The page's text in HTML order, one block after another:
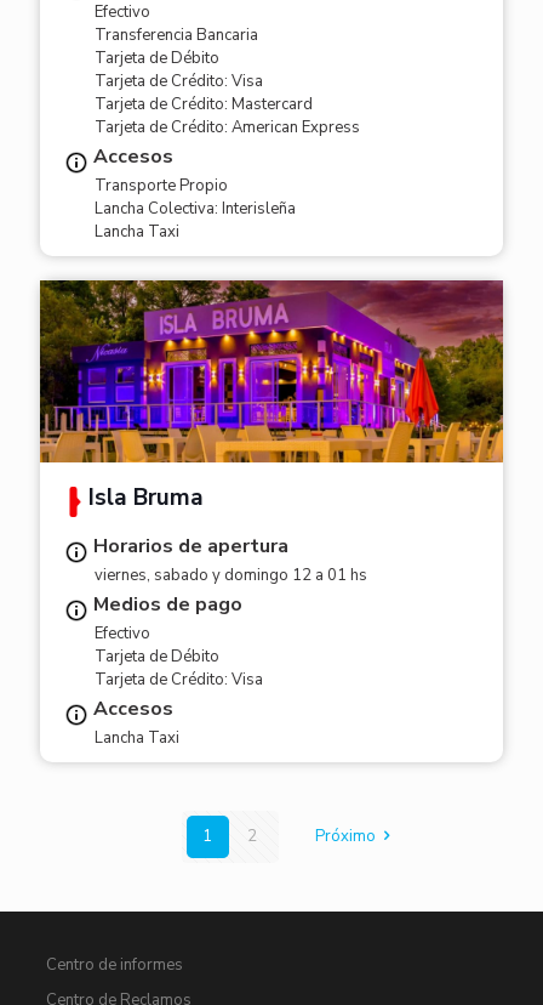
Efectivo
Transferencia Bancaria
Tarjeta de Débito
Tarjeta de Crédito: Visa
Tarjeta de Crédito: Mastercard
Tarjeta de Crédito: American Express
Accesos
Transporte Propio
Lancha Colectiva: Interisleña
Lancha Taxi
Isla Bruma
Horarios de apertura
viernes, sabado y domingo 12 a 01 hs
Medios de pago
Efectivo
Tarjeta de Débito
Tarjeta de Crédito: Visa
Accesos
Lancha Taxi
1 2 Próximo
Centro de informes
Centro de Reclamos